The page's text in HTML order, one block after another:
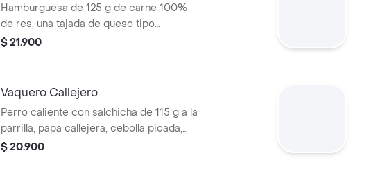
Hamburguesa de 125 g de carne 100%
de res, una tajada de queso tipo
mozzarella, papas callejera, salsa blanca,
$ 21.900
Vaquero Callejero
Perro caliente con salchicha de 115 g a la
parrilla, papa callejera, cebolla picada,
salsa blanca, salsa de tomate y mostaza
$ 20.900